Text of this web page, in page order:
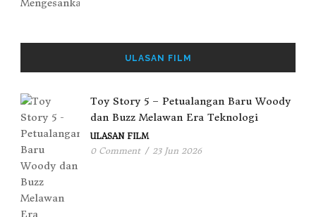
ULASAN FILM
Toy Story 5 – Petualangan Baru Woody
dan Buzz Melawan Era Teknologi
ULASAN FILM
0 Comment / 23 Jun 2026